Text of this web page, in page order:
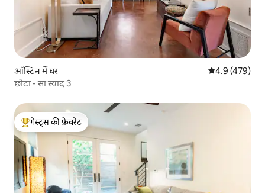
ऑस्टिन में घर औसत रेटिंग 5 में
4.9 (479)
छोटा - सा स्वाद 3
गेस्ट्स का टॉप फ़ेवरेट
गेस्ट्स की फ़ेवरेट